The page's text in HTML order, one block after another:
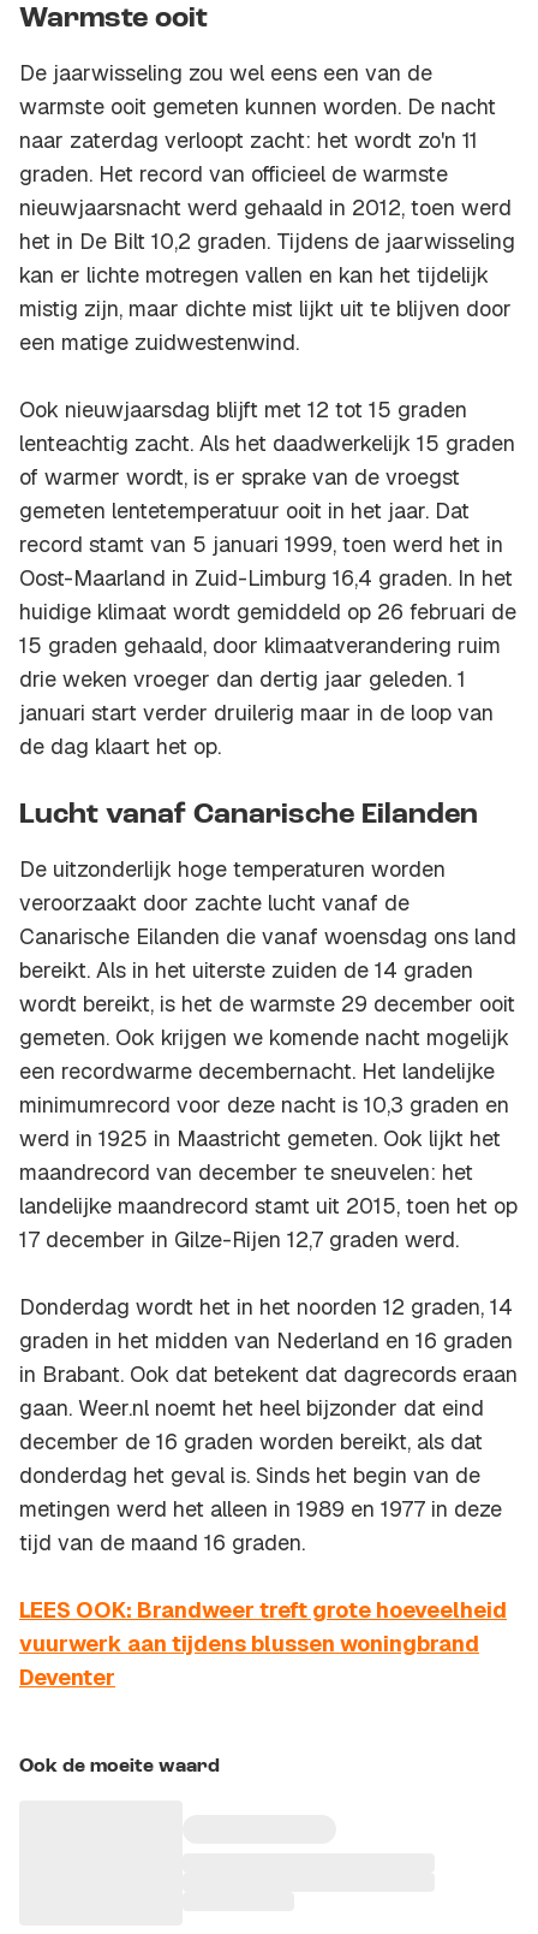
Warmste ooit
De jaarwisseling zou wel eens een van de
warmste ooit gemeten kunnen worden. De nacht
naar zaterdag verloopt zacht: het wordt zo'n 11
graden. Het record van officieel de warmste
nieuwjaarsnacht werd gehaald in 2012, toen werd
het in De Bilt 10,2 graden. Tijdens de jaarwisseling
kan er lichte motregen vallen en kan het tijdelijk
mistig zijn, maar dichte mist lijkt uit te blijven door
een matige zuidwestenwind.
Ook nieuwjaarsdag blijft met 12 tot 15 graden
lenteachtig zacht. Als het daadwerkelijk 15 graden
of warmer wordt, is er sprake van de vroegst
gemeten lentetemperatuur ooit in het jaar. Dat
record stamt van 5 januari 1999, toen werd het in
Oost-Maarland in Zuid-Limburg 16,4 graden. In het
huidige klimaat wordt gemiddeld op 26 februari de
15 graden gehaald, door klimaatverandering ruim
drie weken vroeger dan dertig jaar geleden. 1
januari start verder druilerig maar in de loop van
de dag klaart het op.
Lucht vanaf Canarische Eilanden
De uitzonderlijk hoge temperaturen worden
veroorzaakt door zachte lucht vanaf de
Canarische Eilanden die vanaf woensdag ons land
bereikt. Als in het uiterste zuiden de 14 graden
wordt bereikt, is het de warmste 29 december ooit
gemeten. Ook krijgen we komende nacht mogelijk
een recordwarme decembernacht. Het landelijke
minimumrecord voor deze nacht is 10,3 graden en
werd in 1925 in Maastricht gemeten. Ook lijkt het
maandrecord van december te sneuvelen: het
landelijke maandrecord stamt uit 2015, toen het op
17 december in Gilze-Rijen 12,7 graden werd.
Donderdag wordt het in het noorden 12 graden, 14
graden in het midden van Nederland en 16 graden
in Brabant. Ook dat betekent dat dagrecords eraan
gaan. Weer.nl noemt het heel bijzonder dat eind
december de 16 graden worden bereikt, als dat
donderdag het geval is. Sinds het begin van de
metingen werd het alleen in 1989 en 1977 in deze
tijd van de maand 16 graden.
LEES OOK: Brandweer treft grote hoeveelheid
vuurwerk aan tijdens blussen woningbrand
Deventer
Ook de moeite waard